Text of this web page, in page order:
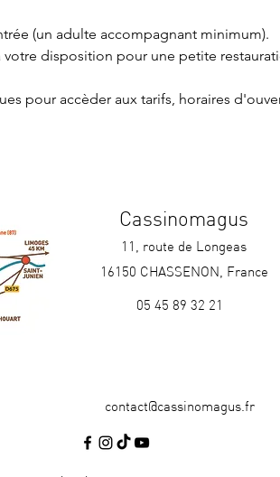
(un adulte accompagnant minimum).
votre disposition pour une petite
pour accèder aux tarifs, horaires
Cassinomagus
11, route de Longeas
16150 CHASSENON, France
05 45 89 32 21
contact@cassinomagus.fr